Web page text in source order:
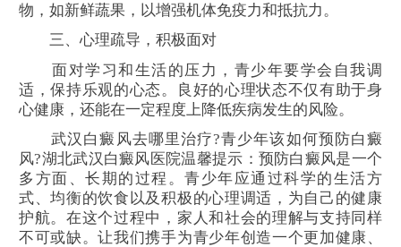
物，如新鲜蔬果，以增强机体免疫力和抵抗力。
三、心理疏导，积极面对
面对学习和生活的压力，青少年要学会自我调
适，保持乐观的心态。良好的心理状态不仅有助于身
心健康，还能在一定程度上降低疾病发生的风险。
武汉白癜风去哪里治疗?青少年该如何预防白癜
风?湖北武汉白癜风医院温馨提示：预防白癜风是一个
多方面、长期的过程。青少年应通过科学的生活方
式、均衡的饮食以及积极的心理调适，为自己的健康
护航。在这个过程中，家人和社会的理解与支持同样
不可或缺。让我们携手为青少年创造一个更加健康、